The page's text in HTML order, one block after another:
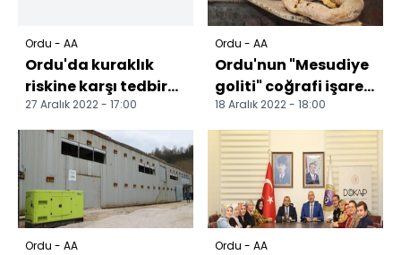
Ordu - AA
Ordu'da kuraklık
riskine karşı tedbir
amacıyla 61 gölet
inşa edildi
27 Aralık 2022 - 17:00
Ordu - AA
Ordu'nun "Mesudiye
goliti" coğrafi işaret
olarak tescillendi
18 Aralık 2022 - 18:00
Ordu - AA Ordu - AA